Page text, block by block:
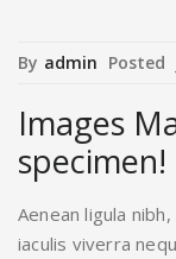
By admin Posted
Images
specimen!
Aenean ligula
iaculis viverra